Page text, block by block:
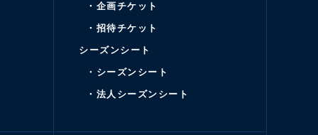
・企画チケット
・招待チケット
シーズンシート
・シーズンシート
・法人シーズンシート